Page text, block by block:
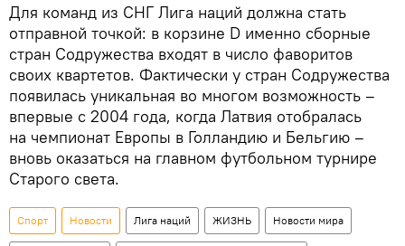
Для команд из СНГ Лига наций должна стать
отправной точкой: в корзине D именно сборные
стран Содружества входят в число фаворитов
своих квартетов. Фактически у стран Содружества
появилась уникальная во многом возможность –
впервые с 2004 года, когда Латвия отобралась
на чемпионат Европы в Голландию и Бельгию –
вновь оказаться на главном футбольном турнире
Старого света.
Спорт Новости Лига наций ЖИЗНЬ Новости мира